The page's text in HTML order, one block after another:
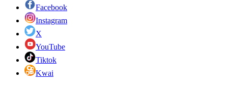
Facebook
Instagram
X
YouTube
Tiktok
Kwai